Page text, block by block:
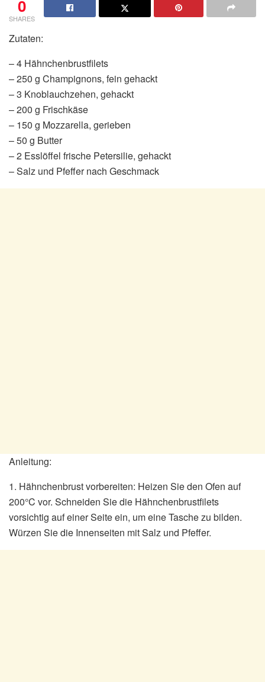
0
SHARES
Zutaten:
– 4 Hähnchenbrustfilets
– 250 g Champignons, fein gehackt
– 3 Knoblauchzehen, gehackt
– 200 g Frischkäse
– 150 g Mozzarella, gerieben
– 50 g Butter
– 2 Esslöffel frische Petersilie, gehackt
– Salz und Pfeffer nach Geschmack
Anleitung:
1. Hähnchenbrust vorbereiten: Heizen Sie den Ofen auf
200°C vor. Schneiden Sie die Hähnchenbrustfilets
vorsichtig auf einer Seite ein, um eine Tasche zu bilden.
Würzen Sie die Innenseiten mit Salz und Pfeffer.